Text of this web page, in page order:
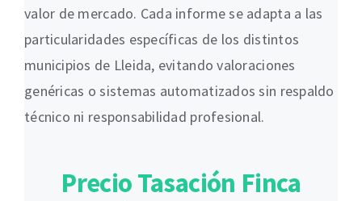
valor de mercado. Cada informe se adapta a las
particularidades específicas de los distintos
municipios de Lleida, evitando valoraciones
genéricas o sistemas automatizados sin respaldo
técnico ni responsabilidad profesional.
Precio Tasación Finca